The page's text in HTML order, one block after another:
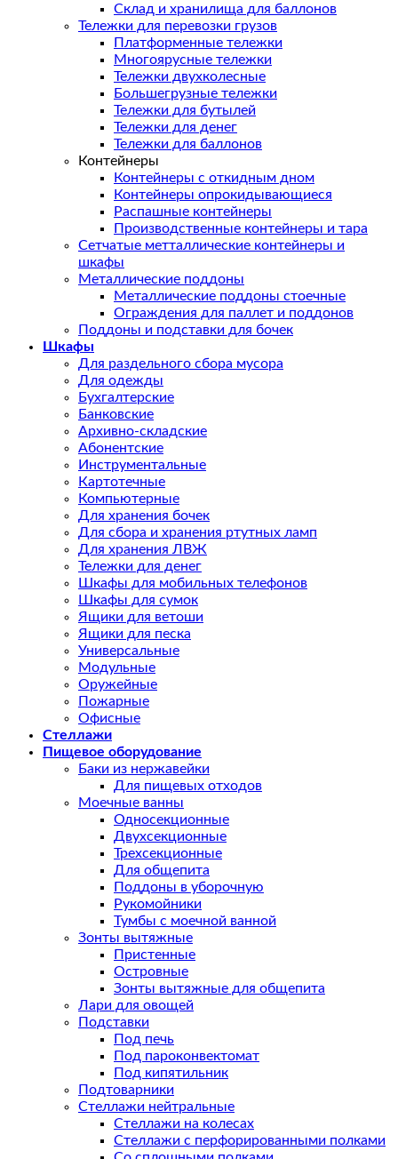
Склад и хранилища для баллонов
Тележки для перевозки грузов
Платформенные тележки
Многоярусные тележки
Тележки двухколесные
Большегрузные тележки
Тележки для бутылей
Тележки для денег
Тележки для баллонов
Контейнеры
Контейнеры с откидным дном
Контейнеры опрокидывающиеся
Распашные контейнеры
Производственные контейнеры и тара
Сетчатые метталлические контейнеры и
шкафы
Металлические поддоны
Металлические поддоны стоечные
Ограждения для паллет и поддонов
Поддоны и подставки для бочек
Шкафы
Для раздельного сбора мусора
Для одежды
Бухгалтерские
Банковские
Архивно-складские
Абонентские
Инструментальные
Картотечные
Компьютерные
Для хранения бочек
Для сбора и хранения ртутных ламп
Для хранения ЛВЖ
Тележки для денег
Шкафы для мобильных телефонов
Шкафы для сумок
Ящики для ветоши
Ящики для песка
Универсальные
Модульные
Оружейные
Пожарные
Офисные
Стеллажи
Пищевое оборудование
Баки из нержавейки
Для пищевых отходов
Моечные ванны
Односекционные
Двухсекционные
Трехсекционные
Для общепита
Поддоны в уборочную
Рукомойники
Тумбы с моечной ванной
Зонты вытяжные
Пристенные
Островные
Зонты вытяжные для общепита
Лари для овощей
Подставки
Под печь
Под пароконвектомат
Под кипятильник
Подтоварники
Стеллажи нейтральные
Стеллажи на колесах
Стеллажи с перфорированными полками